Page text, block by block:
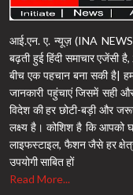
आई.एन. ए. न्यूज़ (INA
बढ़ती हुई हिंदी समाचार
बीच एक पहचान बना सकी है|
जानकारी पहुंचाएं जिसमें सही
विदेश की हर छोटी-बड़ी और
लक्ष्य है। कोशिश है कि आपको
लाइफस्टाइल, फैशन जैसे हर
उपयोगी साबित हों
Read More...